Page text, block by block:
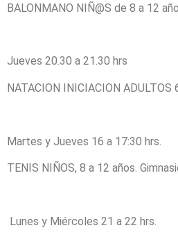
BALONMANO NIÑ@S de 8 a 12
Jueves 20.30 a 21.30 hrs
NATACION INICIACION ADULTOS
Martes y Jueves 16 a 17:30 hrs.
TENIS NIÑOS, 8 a 12 años.
Lunes y Miércoles 21 a 22 hrs.